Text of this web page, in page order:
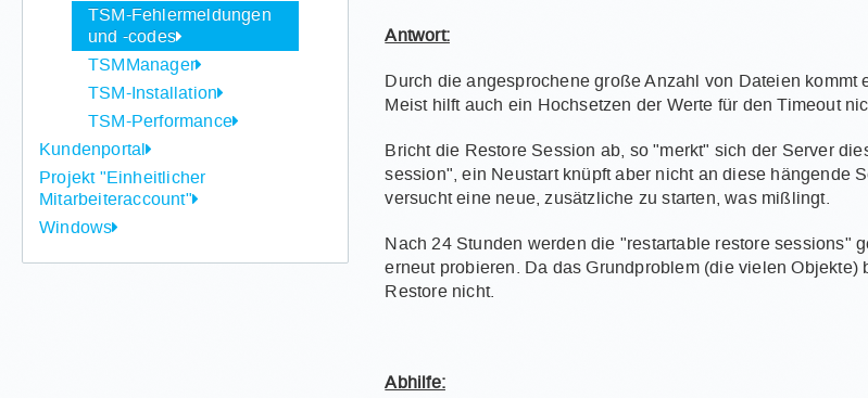
TSM-Fehlermeldungen
und -codes
TSMManager
TSM-Installation
TSM-Performance
Kundenportal
Projekt "Einheitlicher
Mitarbeiteraccount"
Windows
Antwort:
Durch die angesprochene große Anzahl von Dateien kommt
Meist hilft auch ein Hochsetzen der Werte für den Timeout
Bricht die Restore Session ab, so "merkt" sich der Server
session", ein Neustart knüpft aber nicht an diese hängende
versucht eine neue, zusätzliche zu starten, was mißlingt.
Nach 24 Stunden werden die "restartable restore sessions"
erneut probieren. Da das Grundproblem (die vielen Objekte)
Restore nicht.
Abhilfe: